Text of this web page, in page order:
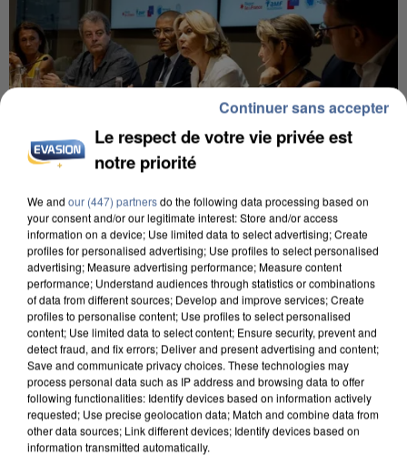
INCENDIES : L’ÎLE-DE-FRANCE LANCE UN ÉLAN
DE SOLIDARITÉ AVEC LES...
Le respect de votre vie privée est
notre priorité
We and our (447) partnersdo the following data processing based on
your consent and/or our legitimate interest: Store and/or access
information on a device; Use limited data to select advertising; Create
profiles for personalised advertising; Use profiles to select personalised
advertising; Measure advertising performance; Measure content
performance; Understand audiences through statistics or combinations
of data from different sources; Develop and improve services; Create
profiles to personalise content; Use profiles to select personalised
content; Use limited data to select content; Ensure security, prevent and
detect fraud, and fix errors; Deliver and present advertising and content;
Save and communicate privacy choices. These technologies may
process personal data such as IP address and browsing data to offer
following functionalities: Identify devices based on information actively
requested; Use precise geolocation data; Match and combine data from
other data sources; Link different devices; Identify devices based on
information transmitted automatically.
Continuer sans accepter